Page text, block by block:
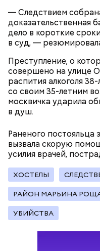
— Следствием
доказательственная
дело в короткие
в суд, —
Преступление, о
совершено на улице
распития алкоголя
со своим 35-летним
москвичка ударила
в душ.
Раненого
вызвала скорую
усилия врачей,
ХОСТЕЛЫ
РАЙОН МАРЬИНА
УБИЙСТВА
Стражи порядка
может скрываться
Параллельно с этим в
«Перехват». Въезд и
Помимо этого,
железнодорожный
Примечательно и то,
находились на
имеют инвалидность.